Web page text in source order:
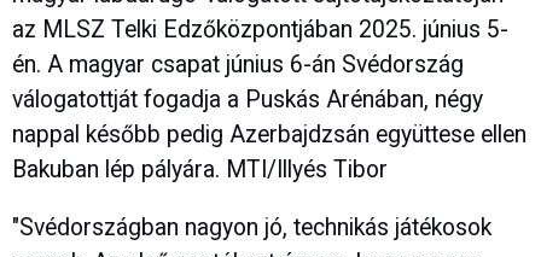
az MLSZ Telki Edzőközpontjában 2025. június 5-
én. A magyar csapat június 6-án Svédország
válogatottját fogadja a Puskás Arénában, négy
nappal később pedig Azerbajdzsán együttese ellen
Bakuban lép pályára. MTI/Illyés Tibor
"Svédországban nagyon jó, technikás játékosok